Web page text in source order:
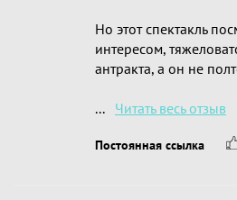
Но этот спектакль
интересом,
антракта, а он не
... Читать весь отзыв
Постоянная ссылка